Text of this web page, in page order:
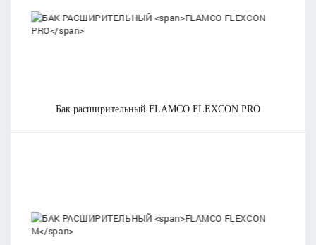
бак расширительный FLAMCO FLEXCON PRO